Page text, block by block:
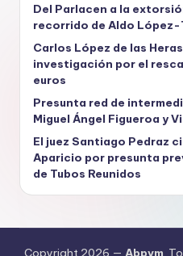
Del Parlacen a la
recorrido de Aldo
Carlos López de las
investigación por el
euros
Presunta red de
Miguel Ángel Figueroa y
El juez Santiago Pedraz
Aparicio por presunta
de Tubos Reunidos
Copyright 2026 — Abpvm .